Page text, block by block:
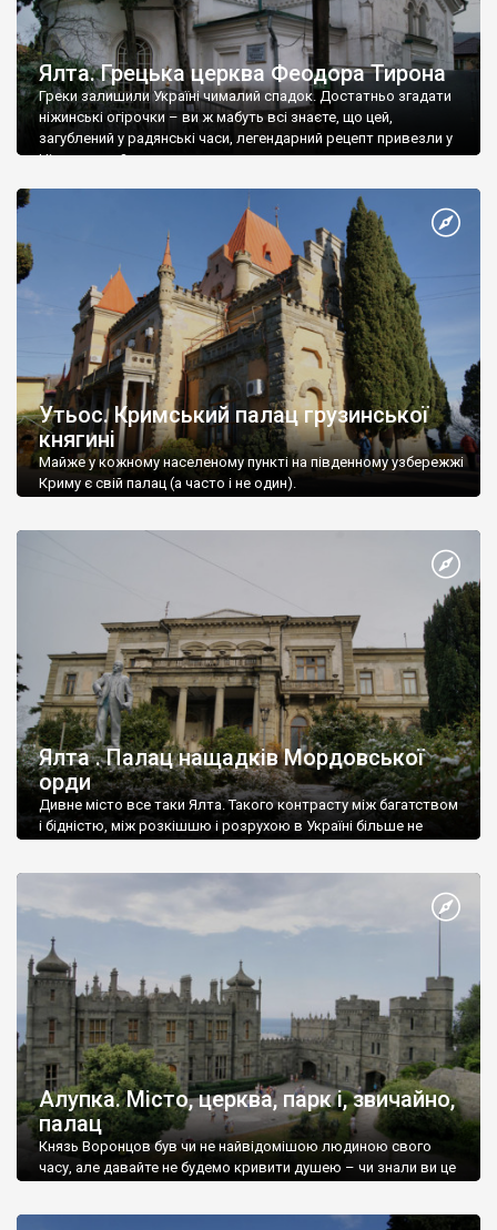
Ялта. Грецька церква Феодора Тирона
Греки залишили Україні чималий спадок. Достатньо згадати
ніжинські огірочки – ви ж мабуть всі знаєте, що цей,
загублений у радянські часи, легендарний рецепт привезли у
Ніжин греки?
Утьос. Кримський палац грузинської
княгині
Майже у кожному населеному пункті на південному узбережжі
Криму є свій палац (а часто і не один).
Ялта . Палац нащадків Мордовської
орди
Дивне місто все таки Ялта. Такого контрасту між багатством
і бідністю, між розкішшю і розрухою в Україні більше не
Алупка. Місто, церква, парк і, звичайно,
палац
Князь Воронцов був чи не найвідомішою людиною свого
часу, але давайте не будемо кривити душею – чи знали ви це